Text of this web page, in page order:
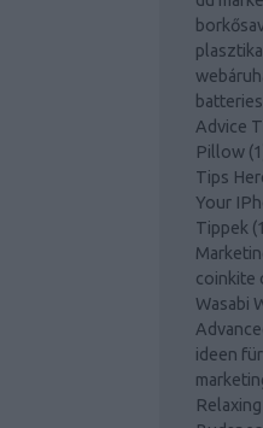
plasztika
batteries
Advice
Pillow (1
Tips
Your
Tippek (1
coinkite
Wasabi
ideen